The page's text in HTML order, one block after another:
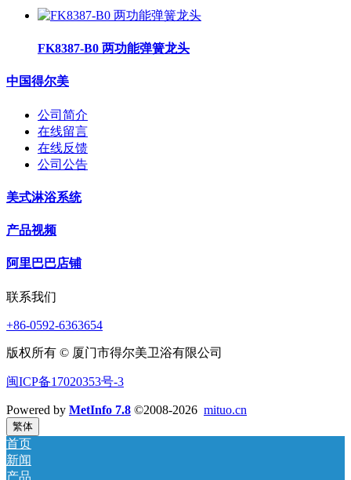
FK8387-B0 两功能弹簧龙头
中国得尔美
公司简介
在线留言
在线反馈
公司公告
美式淋浴系统
产品视频
阿里巴巴店铺
联系我们
+86-0592-6363654
版权所有 © 厦门市得尔美卫浴有限公司
闽ICP备17020353号-3
Powered by MetInfo 7.8 ©2008-2026 mituo.cn
繁体
首页
新闻
产品